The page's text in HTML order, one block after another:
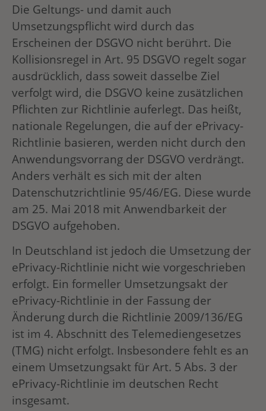
Die Geltungs- und damit auch
Umsetzungspflicht wird durch das
Erscheinen der DSGVO nicht berührt. Die
Kollisionsregel in Art. 95 DSGVO regelt sogar
ausdrücklich, dass soweit dasselbe Ziel
verfolgt wird, die DSGVO keine zusätzlichen
Pflichten zur Richtlinie auferlegt. Das heißt,
nationale Regelungen, die auf der ePrivacy-
Richtlinie basieren, werden nicht durch den
Anwendungsvorrang der DSGVO verdrängt.
Anders verhält es sich mit der alten
Datenschutzrichtlinie 95/46/EG. Diese wurde
am 25. Mai 2018 mit Anwendbarkeit der
DSGVO aufgehoben.
In Deutschland ist jedoch die Umsetzung der
ePrivacy-Richtlinie nicht wie vorgeschrieben
erfolgt. Ein formeller Umsetzungsakt der
ePrivacy-Richtlinie in der Fassung der
Änderung durch die Richtlinie 2009/136/EG
ist im 4. Abschnitt des Telemediengesetzes
(TMG) nicht erfolgt. Insbesondere fehlt es an
einem Umsetzungsakt für Art. 5 Abs. 3 der
ePrivacy-Richtlinie im deutschen Recht
insgesamt.